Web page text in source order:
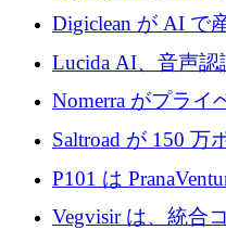
ンペーンを自動化
720 万ドルを調達
Digiclean が AI で
めに 250 万ユーロ
Lucida AI、音声
ドラウンドを終了
Nomerra がプライ
動化するために
Saltroad が 150 万
フォーム Ogma を
法を拡大
P101 は
のファンドにより
Vegvisir は、統合